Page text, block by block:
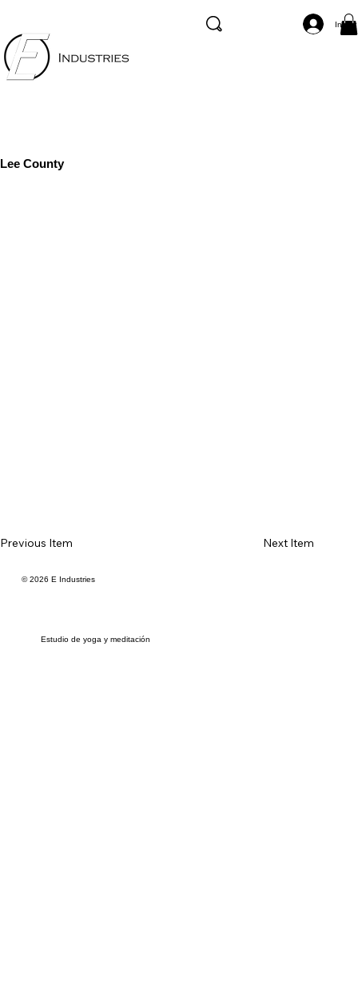
Lee County
Previous Item Next Item
Estudio de yoga y meditación
© 2026 E Industries